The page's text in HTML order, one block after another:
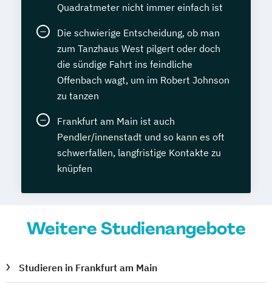
Quadratmeter nicht immer einfach ist
Die schwierige Entscheidung, ob man
zum Tanzhaus West pilgert oder doch
die sündige Fahrt ins feindliche
Offenbach wagt, um im Robert Johnson
zu tanzen
Frankfurt am Main ist auch
Pendler/innenstadt und so kann es oft
schwerfallen, langfristige Kontakte zu
knüpfen
Weitere Studienangebote
Studieren in Frankfurt am Main